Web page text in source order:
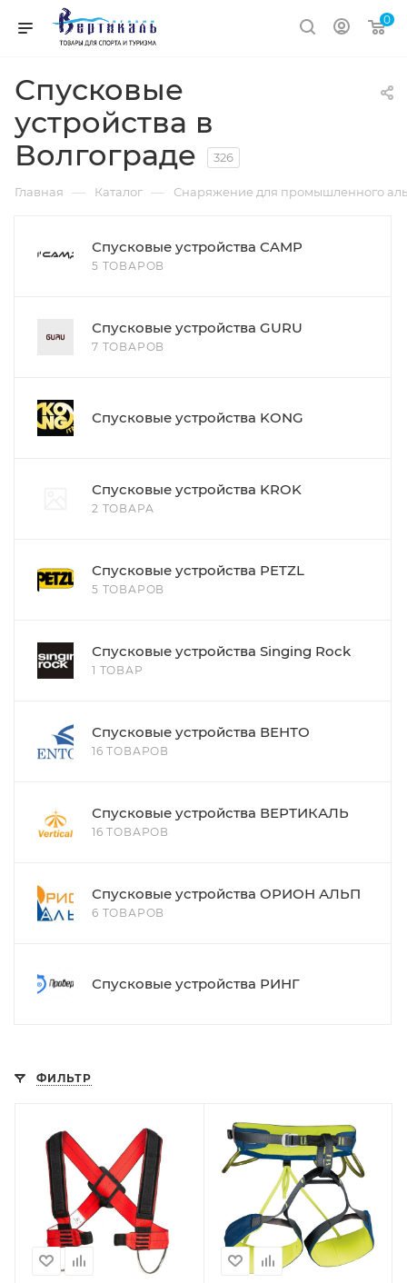
0
Спусковые
устройства в
Волгограде
326
Главная — Каталог — Снаряжение для промышленного
Спусковые устройства CAMP
5 ТОВАРОВ
Спусковые устройства GURU
7 ТОВАРОВ
Спусковые устройства KONG
Спусковые устройства KROK
2 ТОВАРА
Спусковые устройства PETZL
5 ТОВАРОВ
Спусковые устройства Singing Rock
1 ТОВАР
Спусковые устройства ВЕНТО
16 ТОВАРОВ
Спусковые устройства ВЕРТИКАЛЬ
16 ТОВАРОВ
Спусковые устройства ОРИОН АЛЬП
6 ТОВАРОВ
Спусковые устройства РИНГ
ФИЛЬТР